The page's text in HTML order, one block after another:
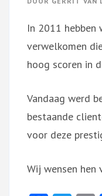
In 2011 hebben
verwelkomen
hoog scoren in
Vandaag werd
bestaande
voor deze
Wij wensen hen